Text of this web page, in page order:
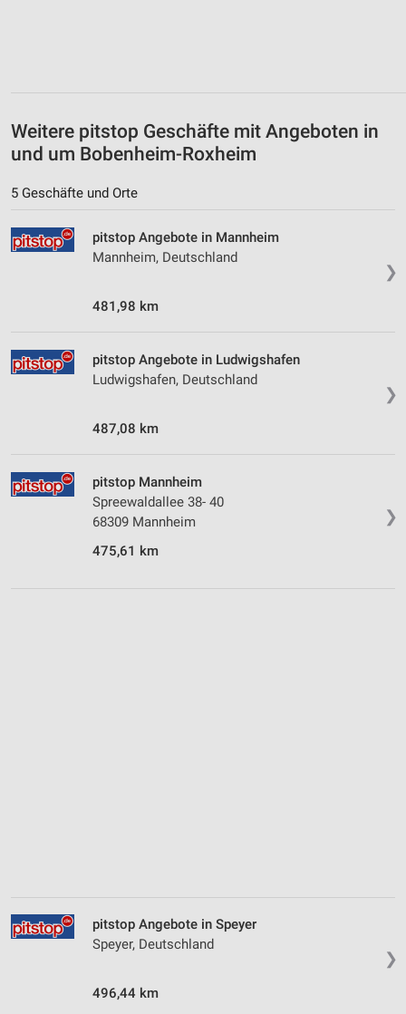
Weitere pitstop Geschäfte mit Angeboten in
und um Bobenheim-Roxheim
5 Geschäfte und Orte
❯
pitstop Angebote in Mannheim
Mannheim, Deutschland
481,98 km
❯
pitstop Angebote in Ludwigshafen
Ludwigshafen, Deutschland
487,08 km
❯
pitstop Mannheim
Spreewaldallee 38- 40
68309 Mannheim
475,61 km
❯
pitstop Angebote in Speyer
Speyer, Deutschland
496,44 km